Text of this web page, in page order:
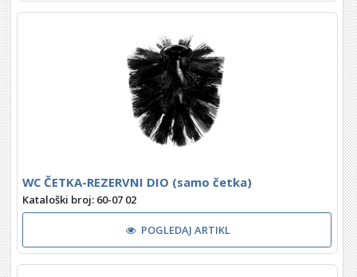
WC ČETKA-REZERVNI DIO (samo četka)
Kataloški broj: 60-07 02
POGLEDAJ ARTIKL